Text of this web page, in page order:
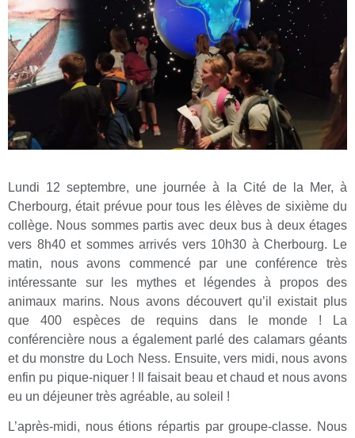
Lundi 12 septembre, une journée à la Cité de la Mer, à
Cherbourg, était prévue pour tous les élèves de sixième du
collège. Nous sommes partis avec deux bus à deux étages
vers 8h40 et sommes arrivés vers 10h30 à Cherbourg. Le
matin, nous avons commencé par une conférence très
intéressante sur les mythes et légendes à propos des
animaux marins. Nous avons découvert qu’il existait plus
que 400 espèces de requins dans le monde ! La
conférencière nous a également parlé des calamars géants
et du monstre du Loch Ness. Ensuite, vers midi, nous avons
enfin pu pique-niquer ! Il faisait beau et chaud et nous avons
eu un déjeuner très agréable, au soleil !
L’après-midi, nous étions répartis par groupe-classe. Nous